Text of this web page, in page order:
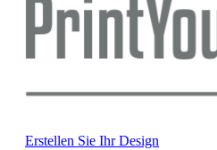
Erstellen Sie Ihr Design